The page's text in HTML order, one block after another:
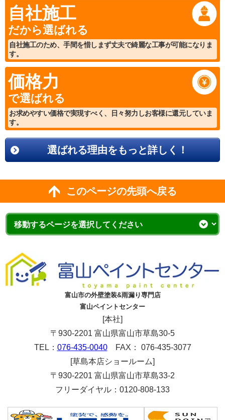
自社施工
だから選ばれる
自社施工のため、手間を惜しまず丈夫で綺麗な工事が可能になりま
す。
価格力
で選ばれる
お求めやすい価格で実現すべく、日々努力しお客様に還元していま
す。
選ばれる理由をもっと詳しく！
このページの先頭へ戻る
富山市の外壁塗装&雨漏り専門店
富山ペイントセンター
[本社]
〒930-2201 富山県富山市草島30-5
TEL： 076-435-0040FAX： 076-435-3077
[草島本店ショールーム]
〒930-2201 富山県富山市草島33-2
フリーダイヤル：0120-808-133